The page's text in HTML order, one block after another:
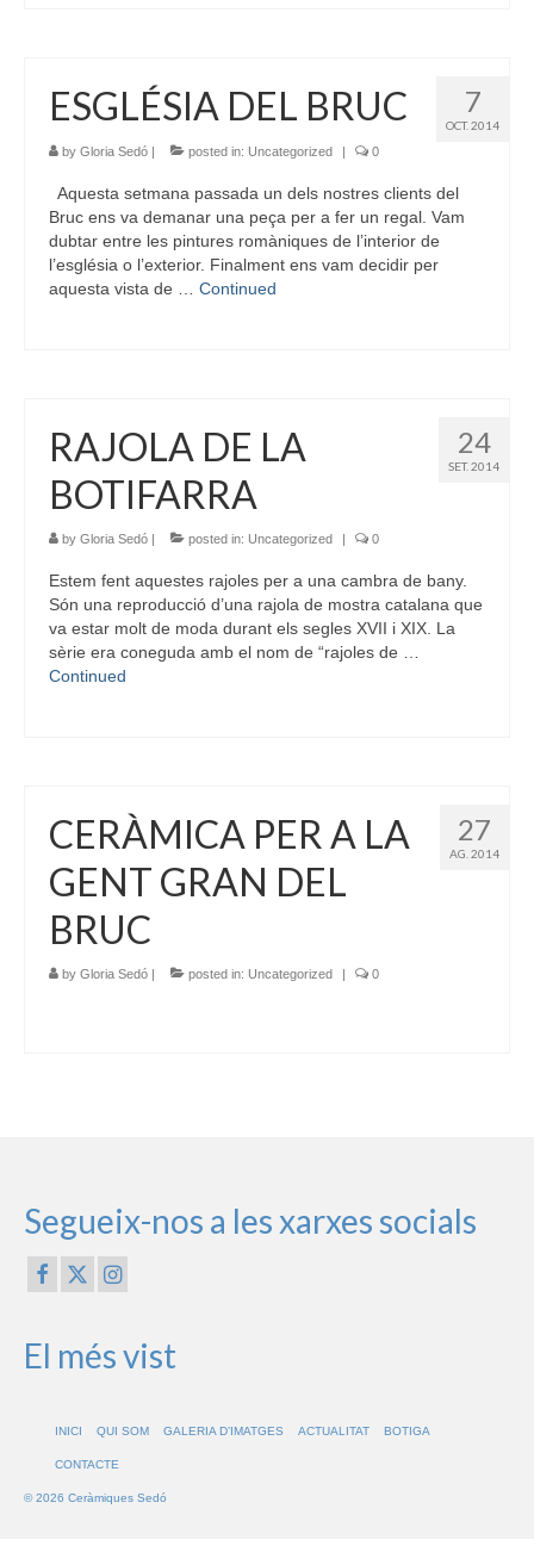
7
OCT. 2014
ESGLÉSIA DEL BRUC
by Gloria Sedó | posted in: Uncategorized | 0
Aquesta setmana passada un dels nostres clients del
Bruc ens va demanar una peça per a fer un regal. Vam
dubtar entre les pintures romàniques de l’interior de
l’església o l’exterior. Finalment ens vam decidir per
aquesta vista de … Continued
24
SET. 2014
RAJOLA DE LA
BOTIFARRA
by Gloria Sedó | posted in: Uncategorized | 0
Estem fent aquestes rajoles per a una cambra de bany.
Són una reproducció d’una rajola de mostra catalana que
va estar molt de moda durant els segles XVII i XIX. La
sèrie era coneguda amb el nom de “rajoles de …
Continued
27
AG. 2014
CERÀMICA PER A LA
GENT GRAN DEL
BRUC
by Gloria Sedó | posted in: Uncategorized | 0
Segueix-nos a les xarxes socials
El més vist
INICI QUI SOM GALERIA D’IMATGES ACTUALITAT BOTIGA
CONTACTE
© 2026 Ceràmiques Sedó